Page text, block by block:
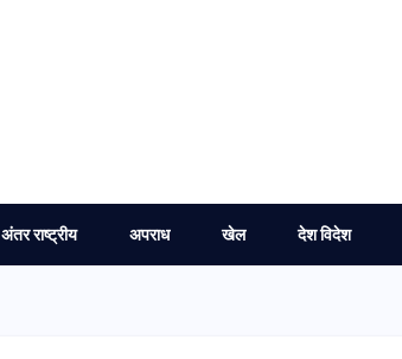
अंतर राष्ट्रीय अपराध खेल देश विदेश